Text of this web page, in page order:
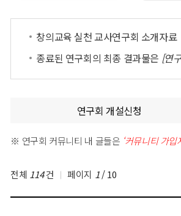
창의교육 실천 교사연구회 소개자료
종료된 연구회의 최종 결과물은 [연
연구회 개설신청
※ 연구회 커뮤니티 내 글들은 ‘커뮤니티 가입
전체 114건 페이지 1/10